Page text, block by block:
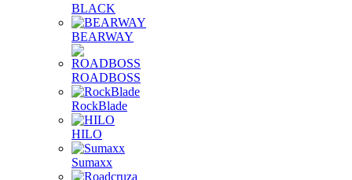
BLACK
BEARWAY
ROADBOSS
RockBlade
HILO
Sumaxx